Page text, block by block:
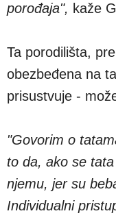
porođaja", kaže
Ta porodilišta,
obezbeđena na
prisustvuje -
"Govorim o
to da, ako se
njemu, jer su
Individualni